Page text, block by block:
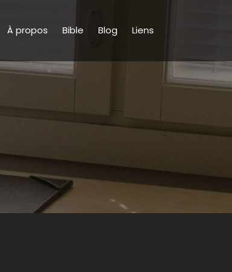
À propos Bible Blog Liens